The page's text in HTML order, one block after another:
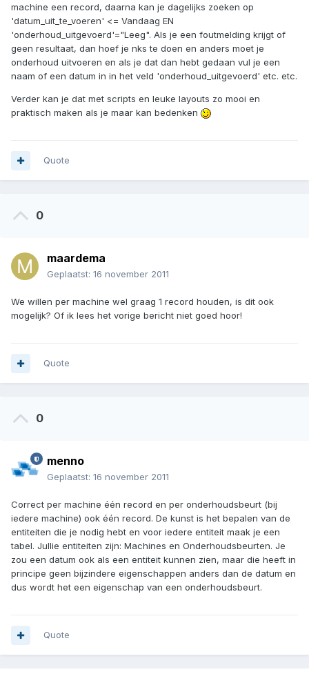
machine een record, daarna kan je dagelijks zoeken op
'datum_uit_te_voeren' <= Vandaag EN
'onderhoud_uitgevoerd'="Leeg". Als je een foutmelding krijgt of
geen resultaat, dan hoef je nks te doen en anders moet je
onderhoud uitvoeren en als je dat dan hebt gedaan vul je een
naam of een datum in in het veld 'onderhoud_uitgevoerd' etc. etc.
Verder kan je dat met scripts en leuke layouts zo mooi en
praktisch maken als je maar kan bedenken
Quote
0
maardema
Geplaatst: 16 november 2011
We willen per machine wel graag 1 record houden, is dit ook
mogelijk? Of ik lees het vorige bericht niet goed hoor!
Quote
0
menno
Geplaatst: 16 november 2011
Correct per machine één record en per onderhoudsbeurt (bij
iedere machine) ook één record. De kunst is het bepalen van de
entiteiten die je nodig hebt en voor iedere entiteit maak je een
tabel. Jullie entiteiten zijn: Machines en Onderhoudsbeurten. Je
zou een datum ook als een entiteit kunnen zien, maar die heeft in
principe geen bijzindere eigenschappen anders dan de datum en
dus wordt het een eigenschap van een onderhoudsbeurt.
Quote